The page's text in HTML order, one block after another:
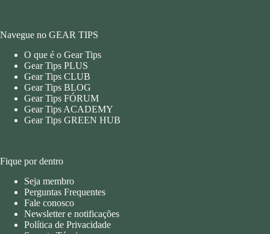
Navegue no GEAR TIPS
O que é o Gear Tips
Gear Tips PLUS
Gear Tips CLUB
Gear Tips BLOG
Gear Tips FÓRUM
Gear Tips ACADEMY
Gear Tips GREEN HUB
Fique por dentro
Seja membro
Perguntas Frequentes
Fale conosco
Newsletter e notificações
Política de Privacidade